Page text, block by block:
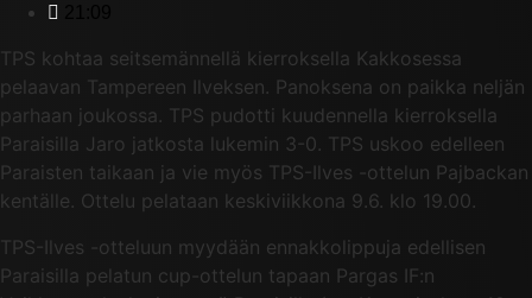
TPS kohtaa seitsemännellä kierroksella Kakkosessa
pelaavan Tampereen Ilveksen. Panoksena on paikka neljän
parhaan joukossa. TPS pudotti kuudennella kierroksella
Paraisilla Jaro jatkosta lukemin 3-0. TPS uskoo edelleen
Paraisten taikaan ja vie myös TPS-Ilves -ottelun Pajbackan
kentälle. Ottelu pelataan keskiviikkona 9.6. klo 19.00.
TPS-Ilves -otteluun myydään ennakkolippuja edellisen
Paraisilla pelatun cup-ottelun tapaan Pargas IF:n